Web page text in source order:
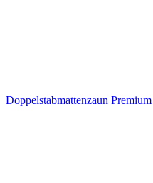
Doppelstabmattenzaun